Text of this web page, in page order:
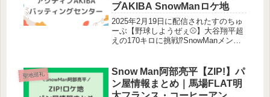
ブAKIBA SnowManロケ地
2025年2月19日に配信されたすのちゅ
ーぶ【野球しようぜぇ⚾️】大谷翔平超
えの170キロに挑戦⁉️SnowManメンバ
席はどこ？調査しました！訪れたメン
バー岩本照深澤辰哉ラ...
聖地巡礼
Snow Man阿部亮平【ZIP!】パ
ン屋情報まとめ｜馬場FLAT明